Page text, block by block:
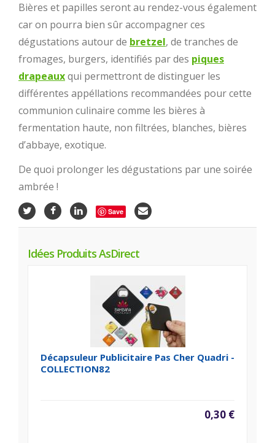
Bières et papilles seront au rendez-vous également
car on pourra bien sûr accompagner ces
dégustations autour de bretzel, de tranches de
fromages, burgers, identifiés par des piques
drapeauxqui permettront de distinguer les
différentes appéllations recommandées pour cette
communion culinaire comme les bières à
fermentation haute, non filtrées, blanches, bières
d’abbaye, exotique.
De quoi prolonger les dégustations par une soirée
ambrée !
Save
Idées Produits AsDirect
Décapsuleur Publicitaire Pas Cher Quadri -
COLLECTION82
0,30 €